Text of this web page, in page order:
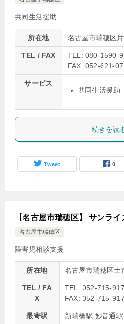
共同生活援助
所在地 名古屋市瑞穂区
TEL / FAX
TEL: 080-1590-
FAX: 052-621-
サービス
共同生活援助
続きを読
Tweet 0
【名古屋市瑞穂区】 サンラ
名古屋市瑞穂区
障害児相談支援
所在地 名古屋市瑞穂区土
TEL / FA
X
TEL: 052-715-
FAX: 052-715-
最寄駅 新瑞橋駅 妙音通駅